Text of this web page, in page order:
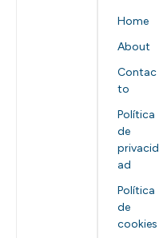
Home
About
Contac
to
Política
de
privacid
ad
Política
de
cookies